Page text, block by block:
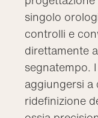
singolo
controlli e
direttamente
segnatempo.
aggiungersi a
ridefinizione